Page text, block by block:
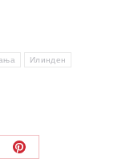
Илинден
Share